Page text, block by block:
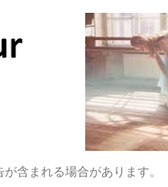
含まれる場合があります。